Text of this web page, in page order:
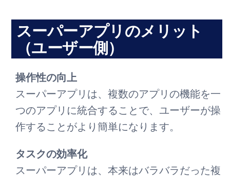
スーパーアプリのメリット
（ユーザー側）
操作性の向上
スーパーアプリは、複数のアプリの機能を一
つのアプリに統合することで、ユーザーが操
作することがより簡単になります。
タスクの効率化
スーパーアプリは、本来はバラバラだった複